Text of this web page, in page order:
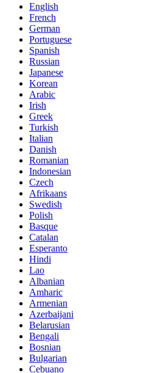
English
French
German
Portuguese
Spanish
Russian
Japanese
Korean
Arabic
Irish
Greek
Turkish
Italian
Danish
Romanian
Indonesian
Czech
Afrikaans
Swedish
Polish
Basque
Catalan
Esperanto
Hindi
Lao
Albanian
Amharic
Armenian
Azerbaijani
Belarusian
Bengali
Bosnian
Bulgarian
Cebuano